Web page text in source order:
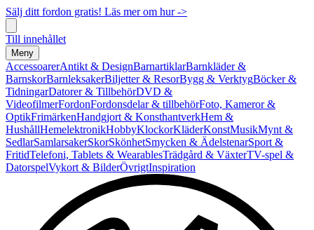
Sälj ditt fordon gratis! Läs mer om hur ->
Till innehållet
Meny
AccessoarerAntikt & DesignBarnartiklarBarnkläder &
BarnskorBarnleksakerBiljetter & ResorBygg & VerktygBöcker &
TidningarDatorer & TillbehörDVD &
VideofilmerFordonFordonsdelar & tillbehörFoto, Kameror &
OptikFrimärkenHandgjort & KonsthantverkHem &
HushållHemelektronikHobbyKlockorKläderKonstMusikMynt &
SedlarSamlarsakerSkorSkönhetSmycken & ÄdelstenarSport &
FritidTelefoni, Tablets & WearablesTrädgård & VäxterTV-spel &
DatorspelVykort & BilderÖvrigtInspiration